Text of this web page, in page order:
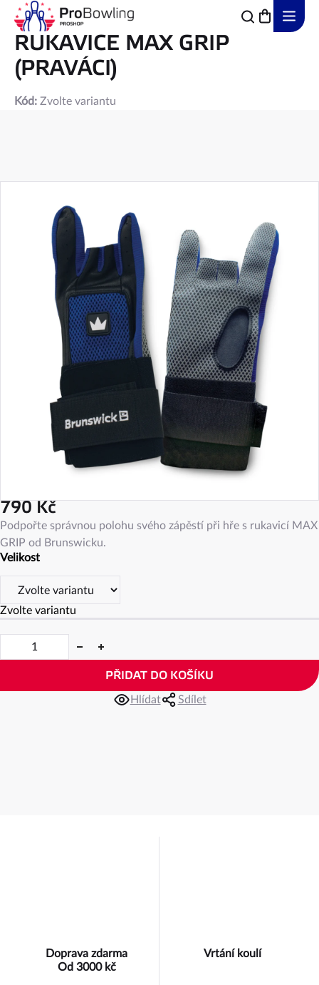
Přejít
obsah
RUKAVICE MAX GRIP
(PRAVÁCI)
Kód: Zvolte variantu
790 Kč
Měrná
cena:
Zvolte variantu
Velikost
PŘIDAT DO KOŠÍKU
Podpořte správnou polohu svého zápěstí při hře s rukavicí MAX
GRIP od Brunswicku.
Hlídat Sdílet
Doprava zdarma
Od 3000 kč
Vrtání koulí